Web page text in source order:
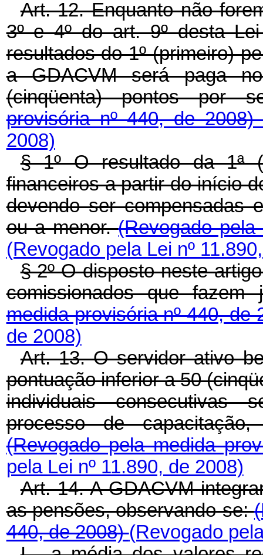
Art. 12. Enquanto não
3º e 4º do art. 9º desta
resultados do 1º (primeiro)
a GDACVM será paga
(cinqüenta) pontos por
provisória nº 440, de 2008)
2008)
§ 1º O resultado da 1ª
financeiros a partir do início
devendo ser compensadas
ou a menor.(Revogado
(Revogado pela Lei nº
§ 2º O disposto neste
comissionados que
medida provisória nº 440, de
de 2008)
Art. 13. O servidor ativo
pontuação inferior a 50
individuais consecutivas
processo de
(Revogado pela medida
pela Lei nº 11.890, de 2008)
Art. 14. A GDACVM
as pensões, observando-se:
440, de 2008)(Revogado